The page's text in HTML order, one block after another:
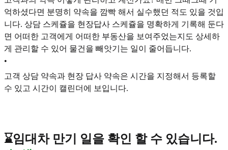
억하셨다면 분명히 약속을 깜빡 해서 실수했던 적도 있을 것입
니다. 상담 스케쥴을 현장답사 스케쥴을 명확하게 기록해 둔다
면 어떠한 고객에게 어떠한 부동산을 보여주었는지도 상세하
게 관리할 수 있어 물건을 빼앗기는 일이 줄어듭니다.
•
고객 상담 약속과 현장 답사 약속은 시간을 지정해서 등록할
수 있고 시간이 캘린더에 보입니다.
⌛임대차 만기 일을 확인 할 수 있습니다.